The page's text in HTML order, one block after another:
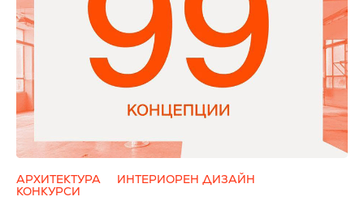
АРХИТЕКТУРА
ИНТЕРИОРЕН ДИЗАЙН
КОНКУРСИ